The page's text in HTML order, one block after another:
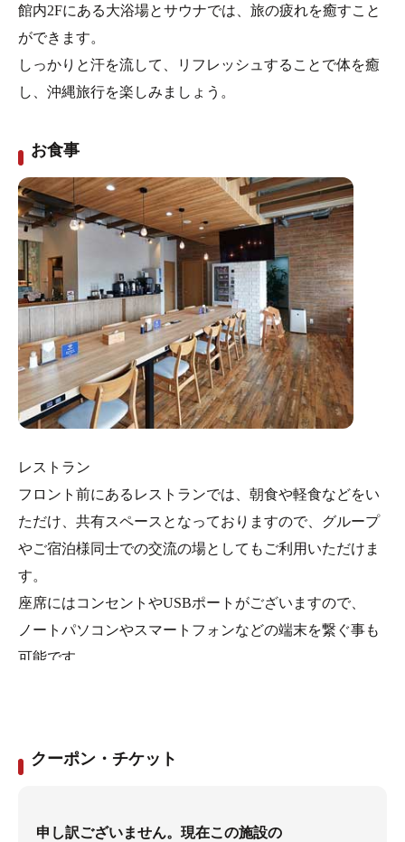
館内2Fにある大浴場とサウナでは、旅の疲れを癒すこと
ができます。
しっかりと汗を流して、リフレッシュすることで体を癒
し、沖縄旅行を楽しみましょう。
お食事
レストラン
フロント前にあるレストランでは、朝食や軽食などをい
ただけ、共有スペースとなっておりますので、グループ
やご宿泊様同士での交流の場としてもご利用いただけま
す。
座席にはコンセントやUSBポートがございますので、
ノートパソコンやスマートフォンなどの端末を繋ぐ事も
可能です。
クーポン・チケット
申し訳ございません。現在この施設の